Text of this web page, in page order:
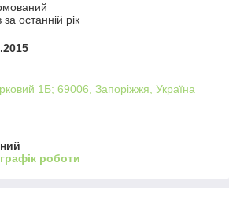
останній рік
1Б; 69006, Запоріжжя, Україна
роботи